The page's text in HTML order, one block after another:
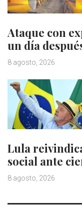
Ataque con
un día
8 agosto, 2026
Lula
social ante
8 agosto, 2026